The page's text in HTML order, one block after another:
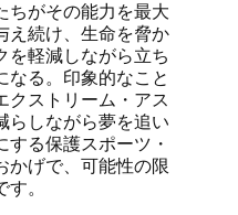
ちがその能力を最大
え続け、生命を脅か
を軽減しながら立ち
なる。印象的なこと
クストリーム・アス
らしながら夢を追い
る保護スポーツ・
かげで、可能性の限
。